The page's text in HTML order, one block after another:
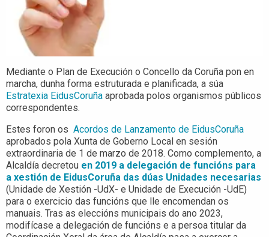
Mediante o Plan de Execución o Concello da Coruña pon en
marcha, dunha forma estruturada e planificada, a súa
Estratexia EidusCoruña aprobada polos organismos públicos
correspondentes.
Estes foron os Acordos de Lanzamento de EidusCoruña
aprobados pola Xunta de Goberno Local en sesión
extraordinaria de 1 de marzo de 2018. Como complemento, a
Alcaldía decretou en 2019 a delegación de funcións para
a xestión de EidusCoruña das dúas Unidades necesarias
(Unidade de Xestión -UdX- e Unidade de Execución -UdE)
para o exercicio das funcións que lle encomendan os
manuais. Tras as eleccións municipais do ano 2023,
modifícase a delegación de funcións e a persoa titular da